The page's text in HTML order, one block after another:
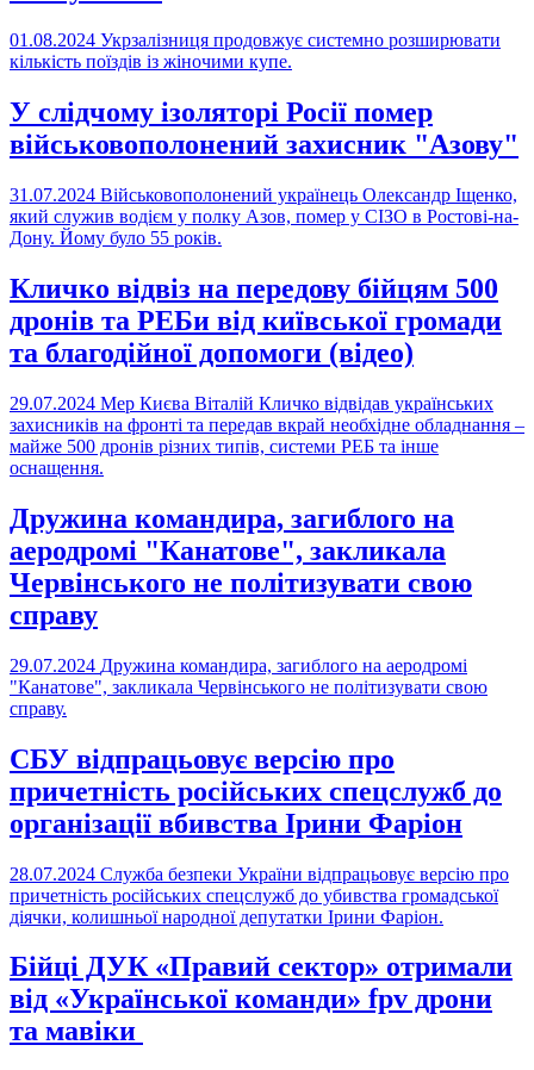
01.08.2024 Укрзалізниця продовжує системно розширювати
кількість поїздів із жіночими купе.
У слідчому ізоляторі Росії помер
військовополонений захисник "Азову"
31.07.2024 Військовополонений українець Олександр Іщенко,
який служив водієм у полку Азов, помер у СІЗО в Ростові-на-
Дону. Йому було 55 років.
Кличко відвіз на передову бійцям 500
дронів та РЕБи від київської громади
та благодійної допомоги (відео)
29.07.2024 Мер Києва Віталій Кличко відвідав українських
захисників на фронті та передав вкрай необхідне обладнання –
майже 500 дронів різних типів, системи РЕБ та інше
оснащення.
Дружина командира, загиблого на
аеродромі "Канатове", закликала
Червінського не політизувати свою
справу
29.07.2024 Дружина командира, загиблого на аеродромі
"Канатове", закликала Червінського не політизувати свою
справу.
СБУ відпрацьовує версію про
причетність російських спецслужб до
організації вбивства Ірини Фаріон
28.07.2024 Служба безпеки України відпрацьовує версію про
причетність російських спецслужб до убивства громадської
діячки, колишньої народної депутатки Ірини Фаріон.
Бійці ДУК «Правий сектор» отримали
від «Української команди» fpv дрони
та мавіки